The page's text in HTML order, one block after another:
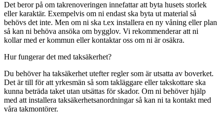
Det beror på om takrenoveringen innefattar att byta husets storlek
eller karaktär. Exempelvis om ni endast ska byta ut material så
behövs det inte. Men om ni ska t.ex installera en ny våning eller plan
så kan ni behöva ansöka om bygglov. Vi rekommenderar att ni
kollar med er kommun eller kontaktar oss om ni är osäkra.
Hur fungerar det med taksäkerhet?
Du behöver ha taksäkerhet utefter regler som är utsatta av boverket.
Det är till för att yrkesmän så som takläggare eller takskottare ska
kunna beträda taket utan utsättas för skador. Om ni behöver hjälp
med att installera taksäkerhetsanordningar så kan ni ta kontakt med
våra takmontörer.